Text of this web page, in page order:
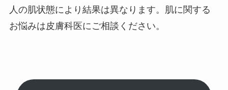
人の肌状態により結果は異なります。肌に関する
お悩みは皮膚科医にご相談ください。